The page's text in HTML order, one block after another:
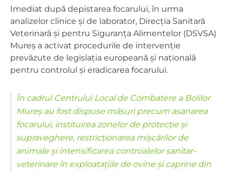
Imediat după depistarea focarului, în urma
analizelor clinice și de laborator, Direcția Sanitară
Veterinară și pentru Siguranța Alimentelor (DSVSA)
Mureș a activat procedurile de intervenție
prevăzute de legislația europeană și națională
pentru controlul și eradicarea focarului.
În cadrul Centrului Local de Combatere a Bolilor
Mureș au fost dispuse măsuri precum asanarea
focarului, instituirea zonelor de protecție și
supraveghere, restricționarea mișcărilor de
animale și intensificarea controalelor sanitar-
veterinare în exploatațiile de ovine și caprine din